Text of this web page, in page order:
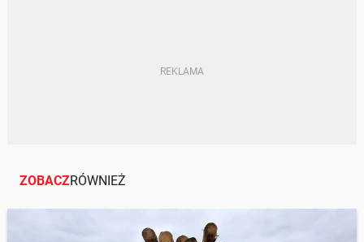
ZOBACZRÓWNIEŻ